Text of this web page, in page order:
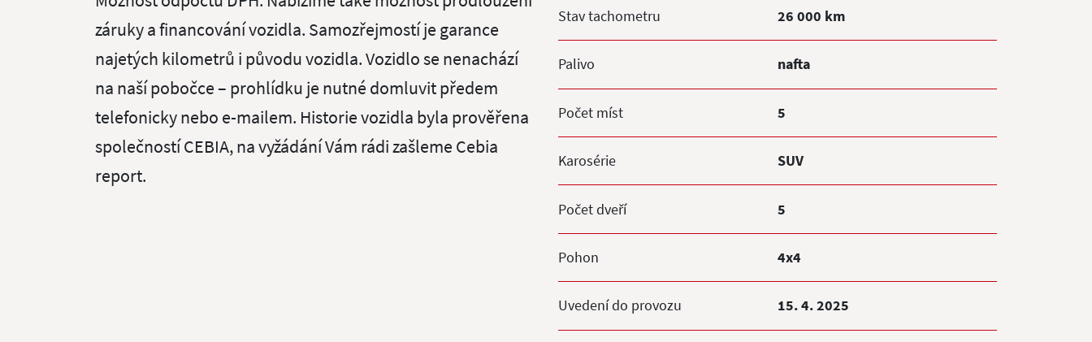
záruky a financování vozidla. Samozřejmostí je garance
najetých kilometrů i původu vozidla. Vozidlo se nenachází
na naší pobočce – prohlídku je nutné domluvit předem
telefonicky nebo e-mailem. Historie vozidla byla prověřena
společností CEBIA, na vyžádání Vám rádi zašleme Cebia
report.
Stav tachometru 26 000 km
Palivo nafta
Počet míst 5
Karosérie SUV
Počet dveří 5
Pohon 4x4
Uvedení do provozu 15. 4. 2025